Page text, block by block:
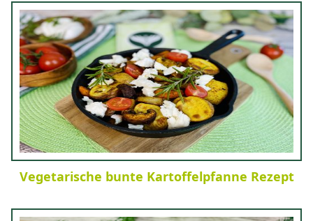
Vegetarische bunte Kartoffelpfanne Rezept